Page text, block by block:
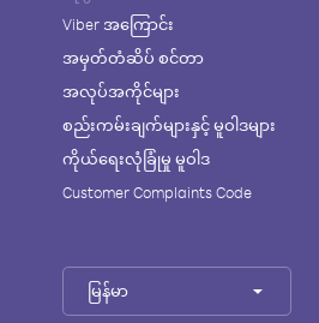
Viber အကြောင်း
အမှတ်တံဆိပ် စင်တာ
အလုပ်အကိုင်များ
စည်းကမ်းချက်များနှင့် မူဝါဒများ
ကိုယ်ရေးလုံခြုံမှု မူဝါဒ
Customer Complaints Code
မြန်မာ